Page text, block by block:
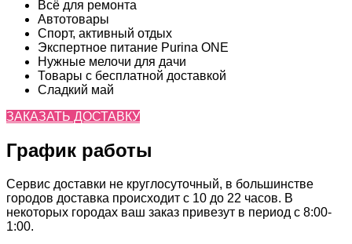
Всё для ремонта
Автотовары
Спорт, активный отдых
Экспертное питание Purina ONE
Нужные мелочи для дачи
Товары с бесплатной доставкой
Сладкий май
ЗАКАЗАТЬ ДОСТАВКУ
График работы
Сервис доставки не круглосуточный, в большинстве
городов доставка происходит с 10 до 22 часов. В
некоторых городах ваш заказ привезут в период с 8:00-
1:00.